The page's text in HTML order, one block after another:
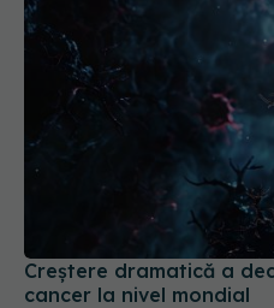
Creștere dramatică a
cancer la nivel mondial